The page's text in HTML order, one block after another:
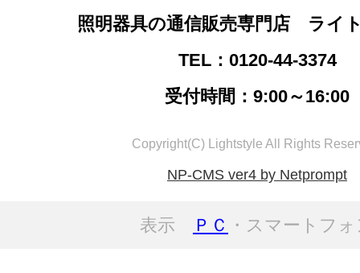
照明器具の通信販売専門店 ライ
TEL：0120-44-3374
受付時間：9:00～16:00
Copyright(C) Lightstyle All Rights
NP-CMS ver4 by Netprompt
表示 ＰＣ ・スマートフ